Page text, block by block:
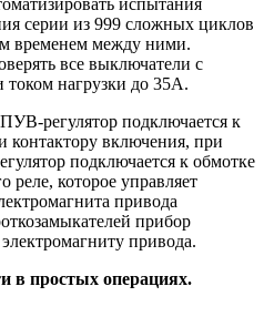
серии из 999 сложных циклов
временем между ними.
все выключатели с
током нагрузки до 35А.
регулятор подключается к
контактору включения, при
подключается к обмотке
реле, которое управляет
привода
прибор
привода.
в простых операциях.